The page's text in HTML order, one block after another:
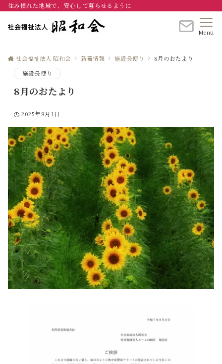
住み慣れた地域で、安心して暮らせるように
Menu
社会福祉法人 昭和会 新着情報 施設長便り
8月のおたより
施設長便り
8月のおたより
2025年8月1日